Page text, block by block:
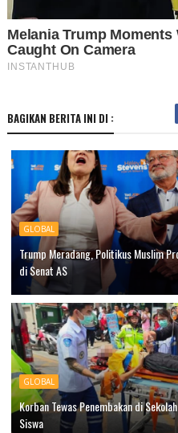
BAGIKAN BERITA INI DI :
GLOBAL
Trump Meradang, Politikus Muslim
di Senat AS
GLOBAL
Korban Tewas Penembakan di
Siswa